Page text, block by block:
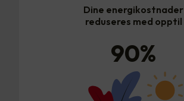
Dine energikostnader
reduseres med opptil
90%